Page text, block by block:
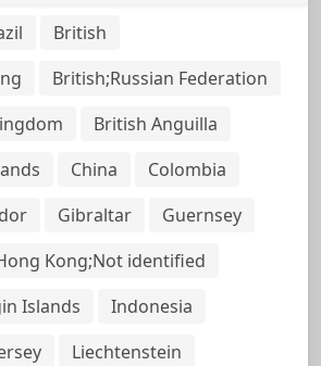
British
British;Russian Federation
British Anguilla
China
Colombia
Gibraltar
Guernsey
Kong;Not identified
Islands
Indonesia
Liechtenstein